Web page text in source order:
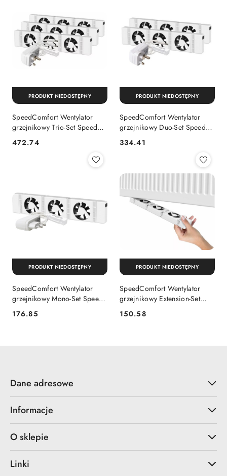
SpeedComfort Wentylator
grzejnikowy Trio-Set Speed
COMFORT
Cena:
472.74
PRODUKT NIEDOSTĘPNY
SpeedComfort Wentylator
grzejnikowy Duo-Set Speed
COMFORT
Cena:
334.41
PRODUKT NIEDOSTĘPNY
SpeedComfort Wentylator
grzejnikowy Mono-Set Speed
Cena:
176.85
PRODUKT NIEDOSTĘPNY
SpeedComfort Wentylator
grzejnikowy Extension-Set
Cena:
150.58
PRODUKT NIEDOSTĘPNY
Dane adresowe
Informacje
O sklepie
Linki